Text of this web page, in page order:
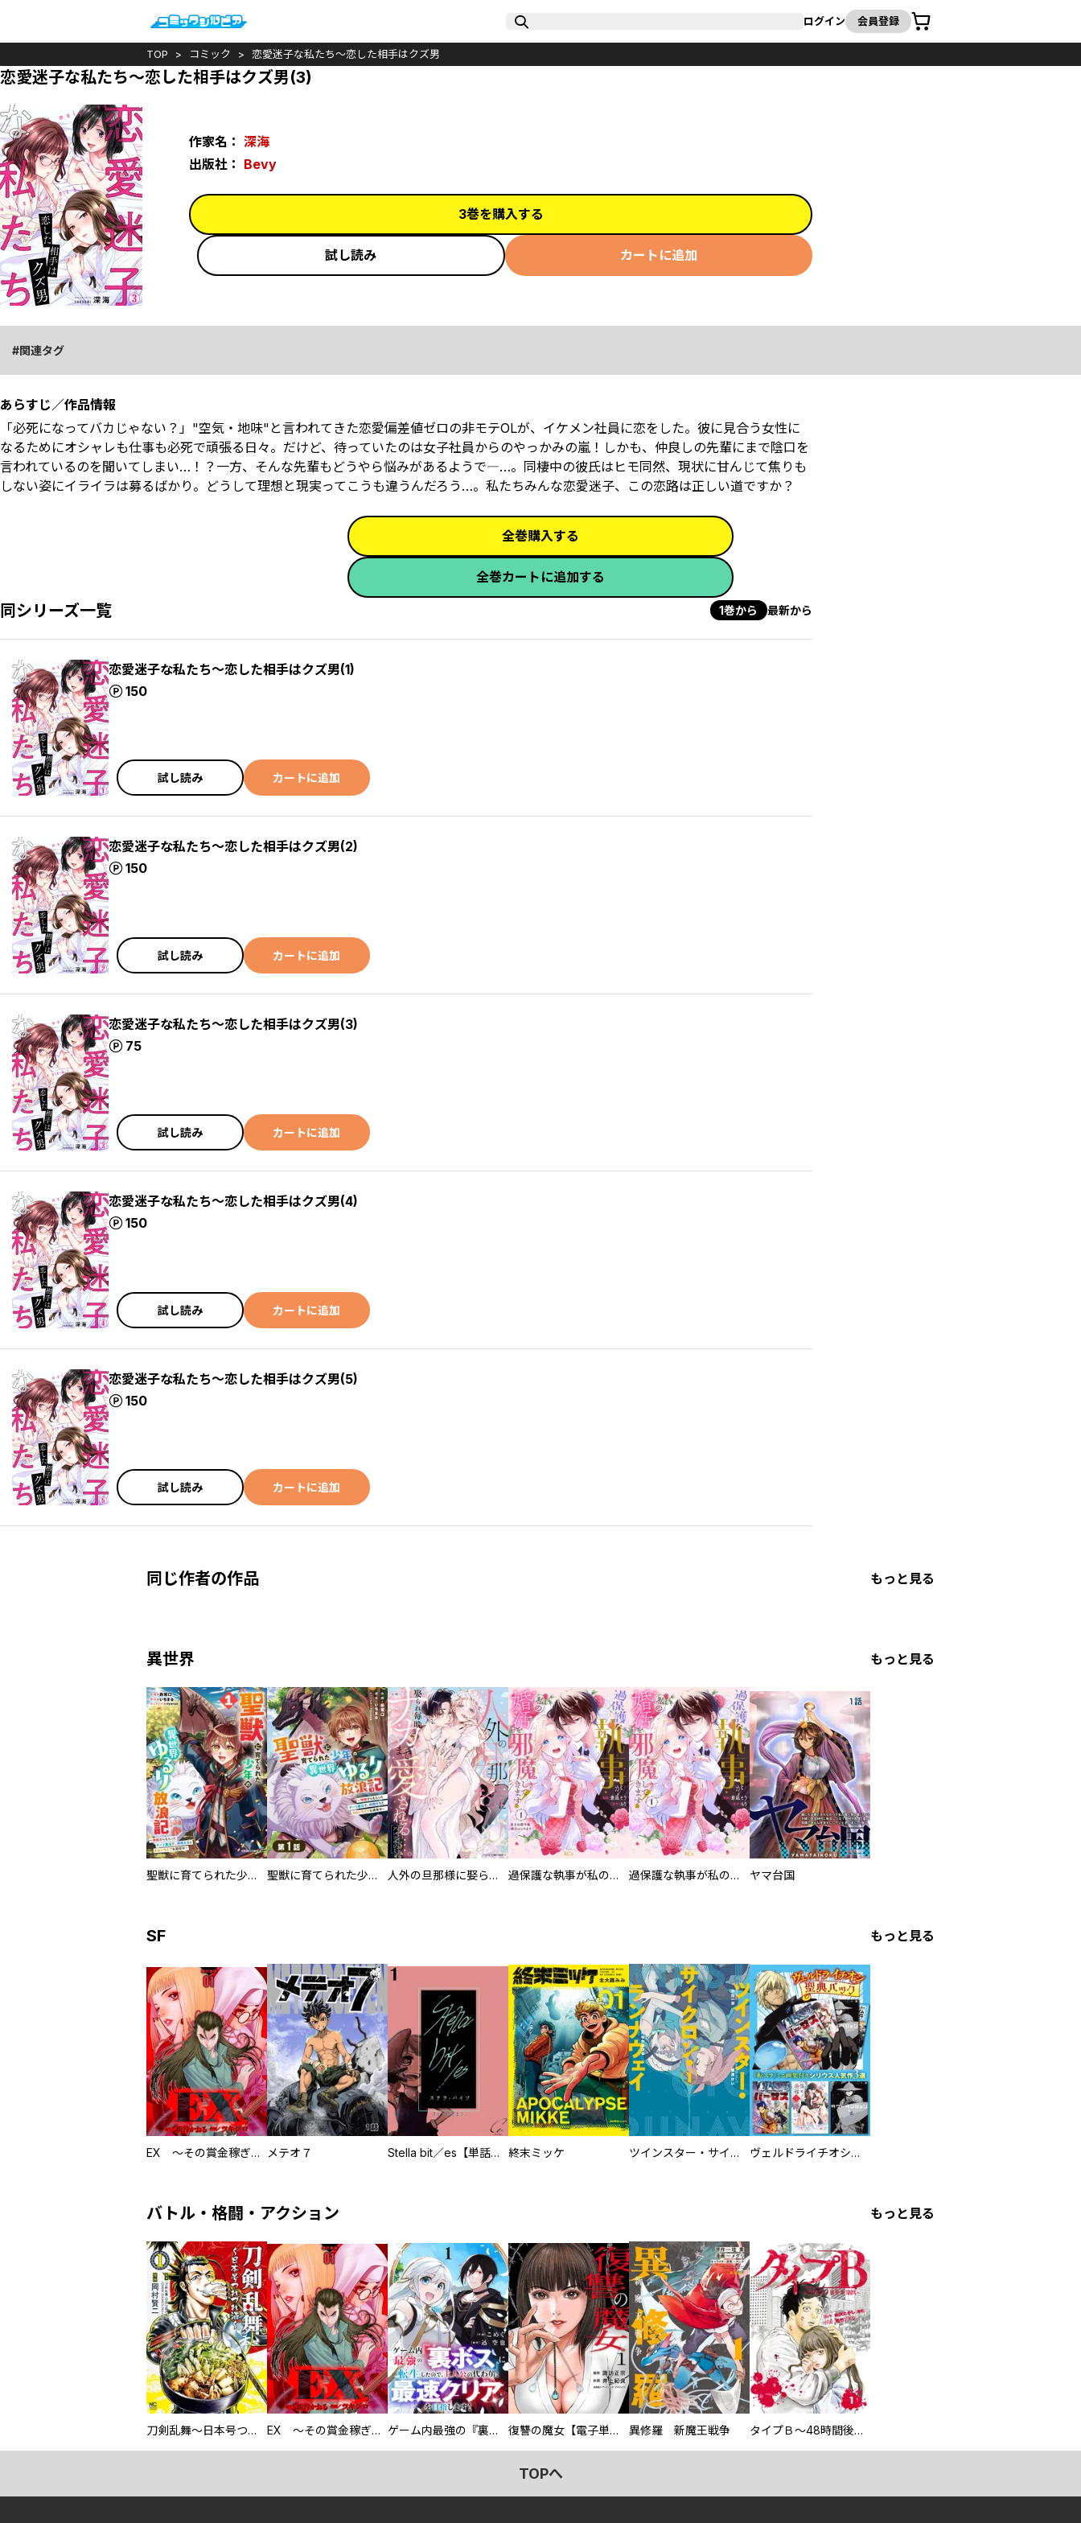
ログイン 会員登録
カート
TOP コミック 恋愛迷子な私たち～恋した相手はクズ男
恋愛迷子な私たち～恋した相手はクズ男(3)
作家名： 深海
出版社： Bevy
3巻を購入する
試し読み カートに追加
関連タグ
あらすじ／作品情報
「必死になってバカじゃない？」"空気・地味"と言われてきた恋愛偏差値ゼロの非モテOLが、イケメン社員に恋をした。彼に見合う女性に
なるためにオシャレも仕事も必死で頑張る日々。だけど、待っていたのは女子社員からのやっかみの嵐！しかも、仲良しの先輩にまで陰口を
言われているのを聞いてしまい…！？一方、そんな先輩もどうやら悩みがあるようで―…。同棲中の彼氏はヒモ同然、現状に甘んじて焦りも
しない姿にイライラは募るばかり。どうして理想と現実ってこうも違うんだろう…。私たちみんな恋愛迷子、この恋路は正しい道ですか？
全巻購入する
全巻カートに追加する
同シリーズ一覧 1巻から 最新から
恋愛迷子な私たち～恋した相手はクズ男(1)
150
ポイント
試し読み カートに追加
恋愛迷子な私たち～恋した相手はクズ男(2)
150
ポイント
試し読み カートに追加
恋愛迷子な私たち～恋した相手はクズ男(3)
75
ポイント
試し読み カートに追加
恋愛迷子な私たち～恋した相手はクズ男(4)
150
ポイント
試し読み カートに追加
恋愛迷子な私たち～恋した相手はクズ男(5)
150
ポイント
試し読み カートに追加
同じ作者の作品 もっと見る
異世界 もっと見る
聖獣に育てられた少年の異世界ゆるり放浪記～神様からもらったチート魔法で、仲間たちとスローライフを満喫中～ 聖獣に育てられた少年の異世界ゆるり放浪記～神様からもらったチート魔法で、仲間たちとスローライフを満喫中～【分冊版】 人外の旦那様に娶られ毎晩ナカまで愛される…。アンソロジー 過保護な執事が私の婚活を邪魔してきます！ 分冊版 過保護な執事が私の婚活を邪魔してきます！ ヤマ台国
SF もっと見る
EX ～その賞金稼ぎは、世界の出口を探す～【単行本版】 メテオ７ Stella bit／es【単話版】 終末ミッケ ツインスター・サイクロン・ランナウェイ ヴェルドライチオシ聖典パック 『転スラ』ミニ画集付き シリウス人気作３選
バトル・格闘・アクション もっと見る
刀剣乱舞～日本号つれづれ酒～ EX ～その賞金稼ぎは、世界の出口を探す～【単行本版】 ゲーム内最強の『裏ボス』に転生したので、主人公の代わりに最速クリアを目指します！【電子単行本版】 復讐の魔女【電子単行本版】 異修羅 新魔王戦争 タイプＢ～48時間後、致死率100％～【単話】
TOPへ